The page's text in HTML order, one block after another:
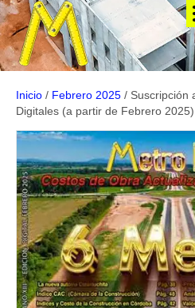
Inicio / Febrero 2025 / Suscripción
Digitales (a partir de Febrero 2025)